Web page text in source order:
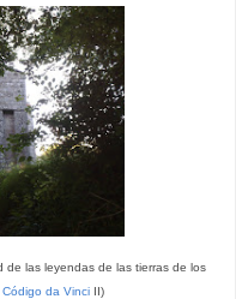
de las leyendas de las tierras de los
Código da VinciII)